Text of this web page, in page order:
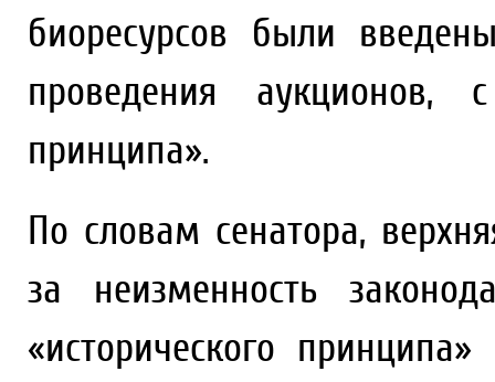
биоресурсов были
проведения аукционов,
принципа».
По словам сенатора,
за неизменность
«исторического